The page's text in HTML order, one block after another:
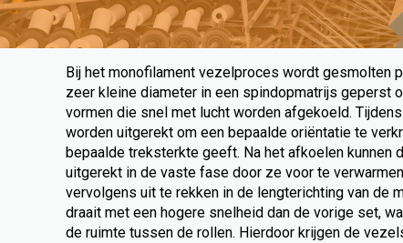
Bij het monofilament vezelproces wordt gesmolten
zeer kleine diameter in een spindopmatrijs geperst
vormen die snel met lucht worden afgekoeld.
worden uitgerekt om een bepaalde oriëntatie te
bepaalde treksterkte geeft. Na het afkoelen kunnen
uitgerekt in de vaste fase door ze voor te
vervolgens uit te rekken in de lengterichting van de
draait met een hogere snelheid dan de vorige set,
de ruimte tussen de rollen. Hierdoor krijgen de